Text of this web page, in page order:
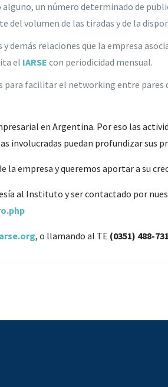
alguno, un número determinado de
volumen de las tiradas y de la
relaciones que la empresa
el IARSE con periodicidad mensual.
para facilitar el networking entre pares
en Argentina. Por eso las
involucradas puedan profundizar sus
la empresa y queremos aportar a su
al Instituto y ser contactado por
, o llamando al TE (0351) 488-